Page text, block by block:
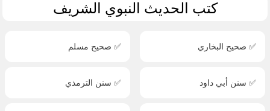
كتب الحديث النبوي الشريف
✅ صحيح البخاري ✅ صحيح مسلم
✅ سنن أبي داود ✅ سنن الترمذي